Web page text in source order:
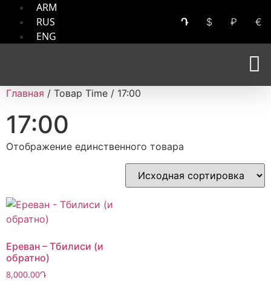
ARM
RUS
ENG
Դ $ ₽ €
Главная / Товар Time / 17:00
17:00
Отображение единственного товара
Ереван – Тбилиси (и
обратно)
8,000.00Դ